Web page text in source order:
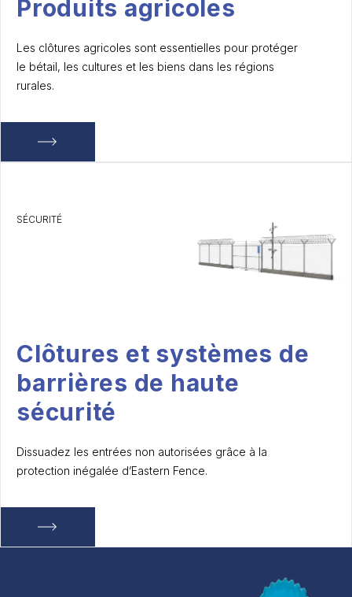
Produits agricoles
Les clôtures agricoles sont essentielles pour protéger
le bétail, les cultures et les biens dans les régions
rurales.
SÉCURITÉ
Clôtures et systèmes de
barrières de haute
sécurité
Dissuadez les entrées non autorisées grâce à la
protection inégalée d’Eastern Fence.